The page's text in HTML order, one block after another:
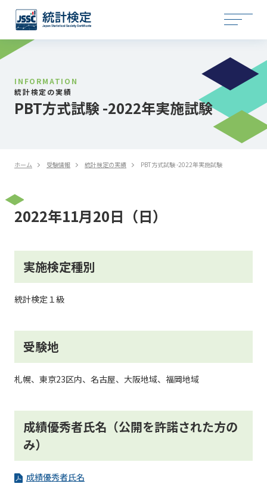
INFORMATION
統計検定の実績
PBT方式試験 -2022年実施試験
ホーム 受験情報 統計検定の実績 PBT方式試験 -2022年実施試験
2022年11月20日（日）
実施検定種別
統計検定１級
受験地
札幌、東京23区内、名古屋、大阪地域、福岡地域
成績優秀者氏名（公開を許諾された方の
み）
成績優秀者氏名